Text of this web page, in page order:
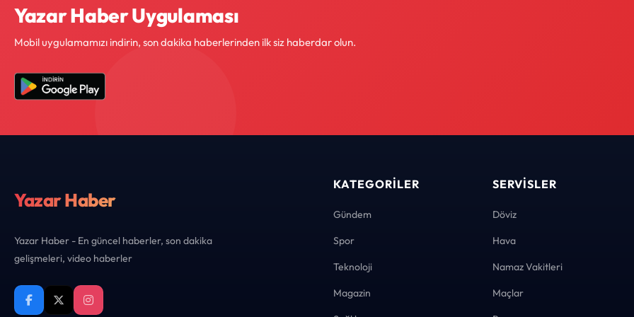
Yazar Haber Uygulaması
Mobil uygulamamızı indirin, son dakika haberlerinden ilk siz haberdar olun.
Yazar Haber
Yazar Haber - En güncel haberler, son dakika
gelişmeleri, video haberler
KATEGORILER
Gündem
Spor
Teknoloji
Magazin
SERVISLER
Döviz
Hava
Namaz Vakitleri
Maçlar